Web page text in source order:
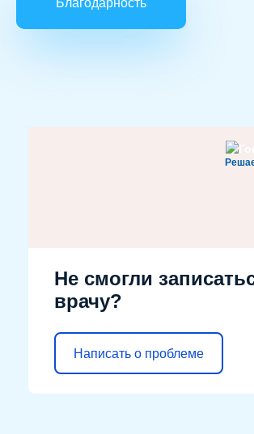
Благодарность
Не смогли
врачу?
Написать о проблеме